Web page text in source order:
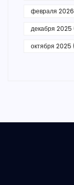
февраля 2026
декабря 2025
октября 2025